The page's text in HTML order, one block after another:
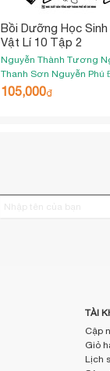
Bồi Dưỡng Học Sinh
Vật Lí 10 Tập 2
Nguyễn Thành Tương
Thanh Sơn Nguyễn Phú
105,000₫
TÀI
Cập
Giỏ
Lịch